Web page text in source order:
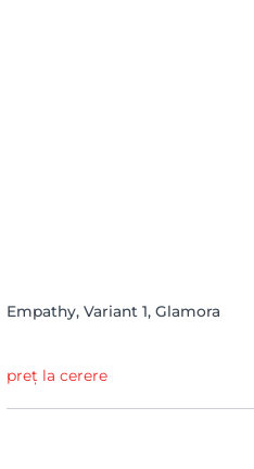
Empathy, Variant 1, Glamora
preț la cerere